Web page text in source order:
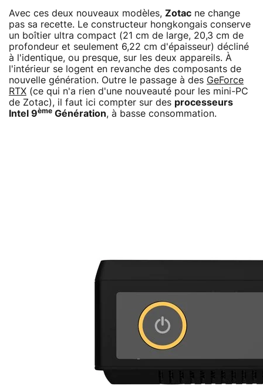
Avec ces deux nouveaux modèles, Zotac ne change
pas sa recette. Le constructeur hongkongais conserve
un boîtier ultra compact (21 cm de large, 20,3 cm de
profondeur et seulement 6,22 cm d'épaisseur) décliné
à l'identique, ou presque, sur les deux appareils. À
l'intérieur se logent en revanche des composants de
nouvelle génération. Outre le passage à des GeForce
RTX (ce qui n'a rien d'une nouveauté pour les mini-PC
de Zotac), il faut ici compter sur des processeurs
Intel 9ème Génération, à basse consommation.